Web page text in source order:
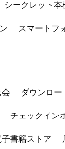
シークレット本
スマートフ
会 ダウンロー
チェックイン
子書籍ストア